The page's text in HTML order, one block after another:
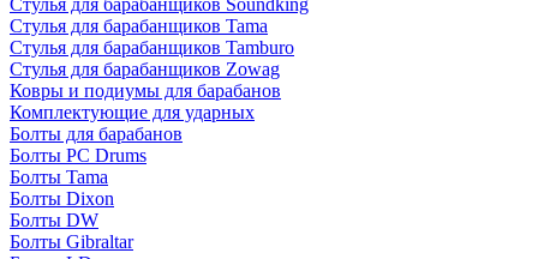
Стулья для барабанщиков Soundking
Стулья для барабанщиков Tama
Стулья для барабанщиков Tamburo
Стулья для барабанщиков Zowag
Ковры и подиумы для барабанов
Комплектующие для ударных
Болты для барабанов
Болты PC Drums
Болты Tama
Болты Dixon
Болты DW
Болты Gibraltar